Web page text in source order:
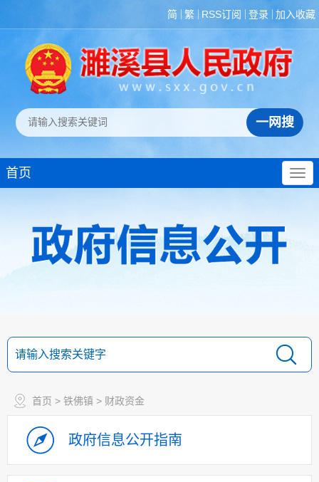
简 繁 RSS订阅 登录 加入收藏
首页
首页 > 铁佛镇 > 财政资金
政府信息公开指南
建议提案办理
政府领导
机构设置
财政资金
债权债务
和使用情况
财政专项资金清单
村级公益事业建设
农村部分计划生育
家庭奖励扶助制度专项资金管理和使用情况
政策与标准
分配结果
计划生育家庭特别
扶助制度专项资金管理和使用情况
政策与标准